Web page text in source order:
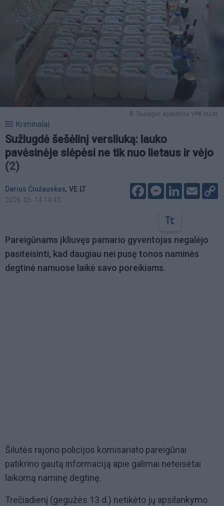
© Tauragės apskrities VPK nuotr.
Kriminalai
Sužlugdė šešėlinį versliuką: lauko
pavėsinėje slėpėsi ne tik nuo lietaus ir vėjo
(2)
Darius Čiužauskas, VE.LT
2026-05-14 14:43
FacebookMessenger
LinkedIn
Email
Pareigūnams įkliuvęs pamario gyventojas negalėjo
pasiteisinti, kad daugiau nei pusę tonos naminės
degtinė namuose laikė savo poreikiams.
Šilutės rajono policijos komisariato pareigūnai
patikrino gautą informaciją apie galimai neteisėtai
laikomą naminę degtinę.
Trečiadienį (gegužės 13 d.) netikėto jų apsilankymo